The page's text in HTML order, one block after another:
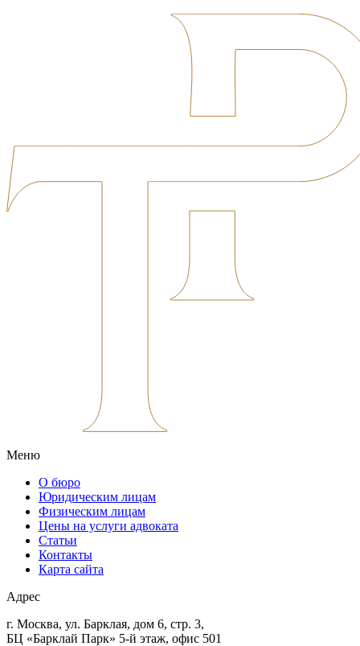
Меню
О бюро
Юридическим лицам
Физическим лицам
Цены на услуги адвоката
Статьи
Контакты
Карта сайта
Адрес
г. Москва, ул. Барклая, дом 6, стр. 3,
БЦ «Барклай Парк» 5-й этаж, офис 501